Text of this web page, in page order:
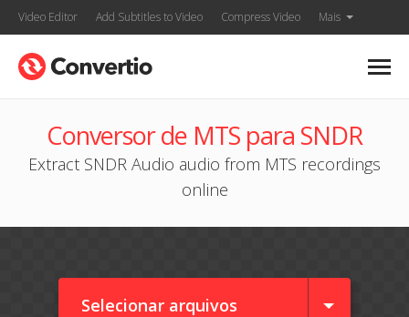
Video Editor Add Subtitles to Video Compress Video Mais
Conversor de MTS para SNDR
Extract SNDR Audio audio from MTS recordings
online
Selecionar arquivos